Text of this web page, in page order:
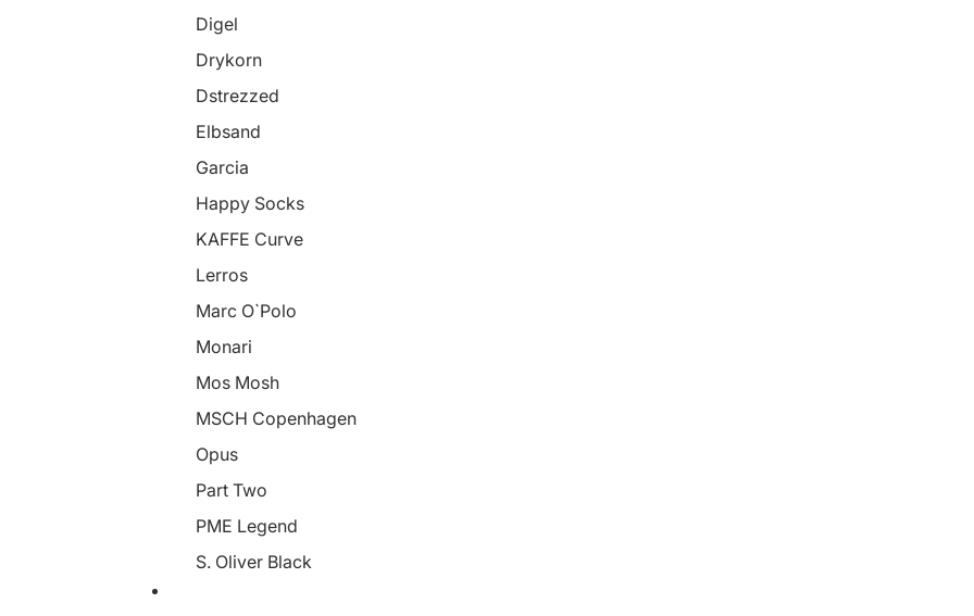
Digel
Drykorn
Dstrezzed
Elbsand
Garcia
Happy Socks
KAFFE Curve
Lerros
Marc O`Polo
Monari
Mos Mosh
MSCH Copenhagen
Opus
Part Two
PME Legend
S. Oliver Black